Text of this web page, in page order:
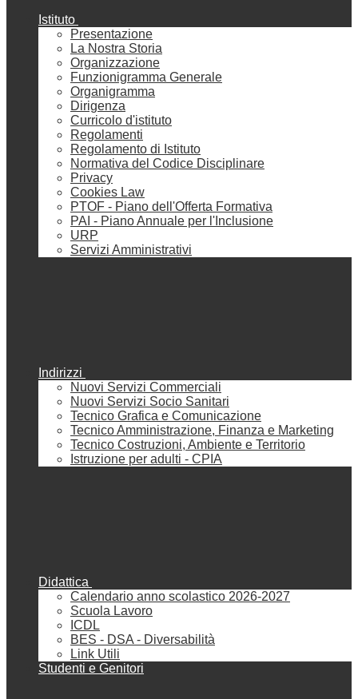
Istituto
Presentazione
La Nostra Storia
Organizzazione
Funzionigramma Generale
Organigramma
Dirigenza
Curricolo d'istituto
Regolamenti
Regolamento di Istituto
Normativa del Codice Disciplinare
Privacy
Cookies Law
PTOF - Piano dell'Offerta Formativa
PAI - Piano Annuale per l'Inclusione
URP
Servizi Amministrativi
Indirizzi
Nuovi Servizi Commerciali
Nuovi Servizi Socio Sanitari
Tecnico Grafica e Comunicazione
Tecnico Amministrazione, Finanza e Marketing
Tecnico Costruzioni, Ambiente e Territorio
Istruzione per adulti - CPIA
Didattica
Calendario anno scolastico 2026-2027
Scuola Lavoro
ICDL
BES - DSA - Diversabilità
Link Utili
Studenti e Genitori